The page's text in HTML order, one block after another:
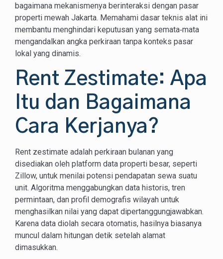
bagaimana mekanismenya berinteraksi dengan pasar
properti mewah Jakarta. Memahami dasar teknis alat ini
membantu menghindari keputusan yang semata‑mata
mengandalkan angka perkiraan tanpa konteks pasar
lokal yang dinamis.
Rent Zestimate: Apa
Itu dan Bagaimana
Cara Kerjanya?
Rent zestimate adalah perkiraan bulanan yang
disediakan oleh platform data properti besar, seperti
Zillow, untuk menilai potensi pendapatan sewa suatu
unit. Algoritma menggabungkan data historis, tren
permintaan, dan profil demografis wilayah untuk
menghasilkan nilai yang dapat dipertanggungjawabkan.
Karena data diolah secara otomatis, hasilnya biasanya
muncul dalam hitungan detik setelah alamat
dimasukkan.